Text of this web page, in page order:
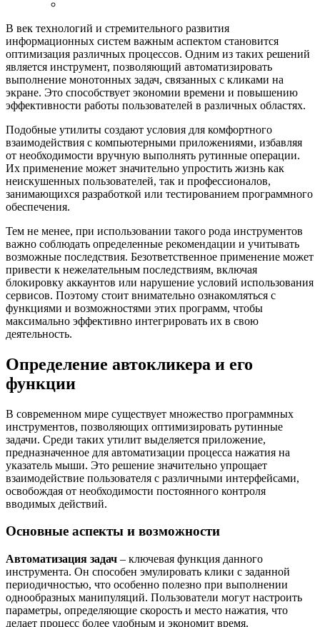
В век технологий и стремительного развития
информационных систем важным аспектом становится
оптимизация различных процессов. Одним из таких решений
является инструмент, позволяющий автоматизировать
выполнение монотонных задач, связанных с кликами на
экране. Это способствует экономии времени и повышению
эффективности работы пользователей в различных областях.
Подобные утилиты создают условия для комфортного
взаимодействия с компьютерными приложениями, избавляя
от необходимости вручную выполнять рутинные операции.
Их применение может значительно упростить жизнь как
неискушенных пользователей, так и профессионалов,
занимающихся разработкой или тестированием программного
обеспечения.
Тем не менее, при использовании такого рода инструментов
важно соблюдать определенные рекомендации и учитывать
возможные последствия. Безответственное применение может
привести к нежелательным последствиям, включая
блокировку аккаунтов или нарушение условий использования
сервисов. Поэтому стоит внимательно ознакомляться с
функциями и возможностями этих программ, чтобы
максимально эффективно интегрировать их в свою
деятельность.
Определение автокликера и его
функции
В современном мире существует множество программных
инструментов, позволяющих оптимизировать рутинные
задачи. Среди таких утилит выделяется приложение,
предназначенное для автоматизации процесса нажатия на
указатель мыши. Это решение значительно упрощает
взаимодействие пользователя с различными интерфейсами,
освобождая от необходимости постоянного контроля
вводимых действий.
Основные аспекты и возможности
Автоматизация задач – ключевая функция данного
инструмента. Он способен эмулировать клики с заданной
периодичностью, что особенно полезно при выполнении
однообразных манипуляций. Пользователи могут настроить
параметры, определяющие скорость и место нажатия, что
делает процесс более удобным и экономит время.